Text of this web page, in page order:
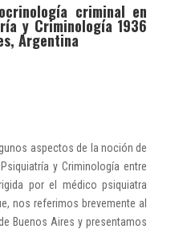
criminal en
y Criminología 1936
Argentina
aspectos de la noción de
y Criminología entre
por el médico psiquiatra
nos referimos brevemente al
Buenos Aires y presentamos